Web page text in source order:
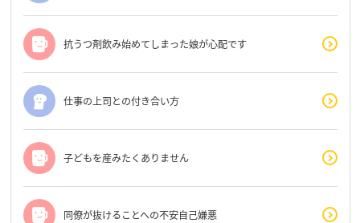
抗うつ剤飲み始めてしまった娘が心配です
仕事の上司との付き合い方
子どもを産みたくありません
同僚が抜けることへの不安自己嫌悪